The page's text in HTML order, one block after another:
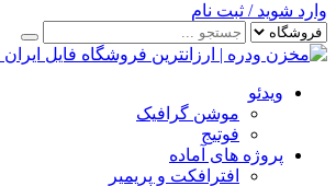
وارد شوید / ثبت نام
ویدئو
موشن گرافیک
فوتیج
پروژه های آماده
افترافکت و پریمیر